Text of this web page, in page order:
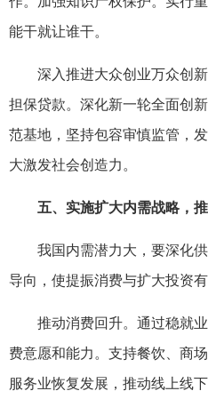
能干就让谁干。
深入推进大众创业万众创
担保贷款。深化新一轮全面创
范基地，坚持包容审慎监管，
大激发社会创造力。
五、实施扩大内需战略，
我国内需潜力大，要深化
导向，使提振消费与扩大投资
推动消费回升。通过稳就
费意愿和能力。支持餐饮、商
服务业恢复发展，推动线上线